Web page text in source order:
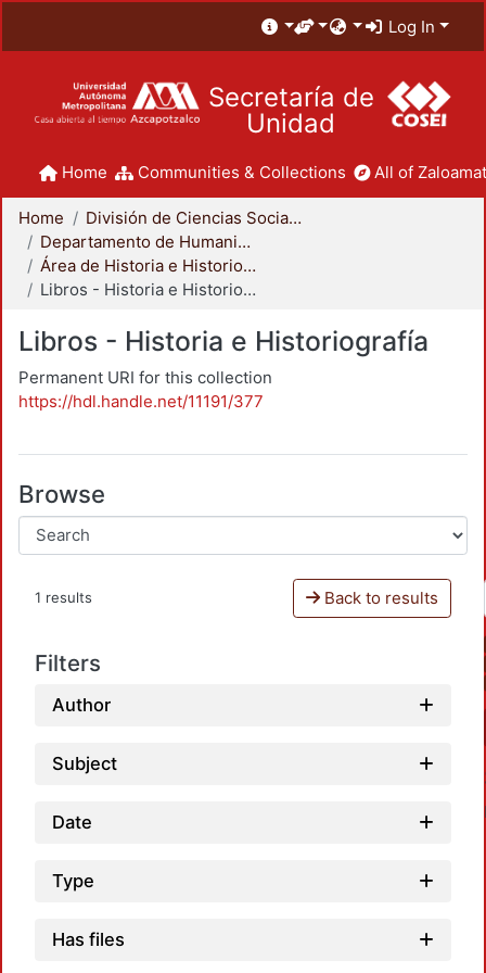
Log In
Secretaría de
Unidad
Home Communities & Collections All of
Home
División de Ciencias Sociales y Humanidades
Departamento de Humanidades
Área de Historia e Historiografía
Libros - Historia e Historiografía
Libros - Historia e Historiografía
Permanent URI for this collection
https://hdl.handle.net/11191/377
Browse
1 results Back to results
Filters
Author
Subject
Date
Type
Has files